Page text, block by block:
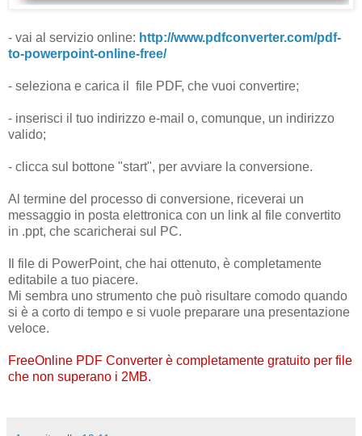
- vai al servizio online: http://www.pdfconverter.com/pdf-
to-powerpoint-online-free/
- seleziona e carica il file PDF, che vuoi convertire;
- inserisci il tuo indirizzo e-mail o, comunque, un indirizzo
valido;
- clicca sul bottone "start", per avviare la conversione.
Al termine del processo di conversione, riceverai un
messaggio in posta elettronica con un link al file convertito
in .ppt, che scaricherai sul PC.
Il file di PowerPoint, che hai ottenuto, è completamente
editabile a tuo piacere.
Mi sembra uno strumento che può risultare comodo quando
si è a corto di tempo e si vuole preparare una presentazione
veloce.
FreeOnline PDF Converter è completamente gratuito per file
che non superano i 2MB.